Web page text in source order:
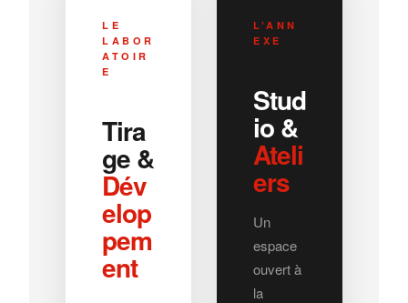
LE
LABOR
ATOIR
E
Tira
ge &
Dév
elop
pem
ent
L’ANN
EXE
Stud
io &
Ateli
ers
Un
espace
ouvert à
la